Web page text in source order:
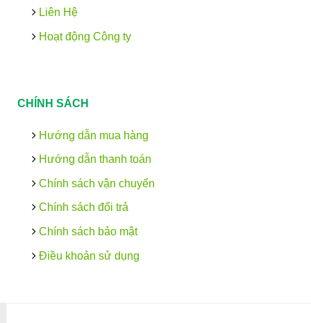
Liên Hệ
Hoạt động Công ty
CHÍNH SÁCH
Hướng dẫn mua hàng
Hướng dẫn thanh toán
Chính sách vận chuyển
Chính sách đổi trả
Chính sách bảo mật
Điều khoản sử dụng